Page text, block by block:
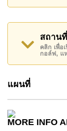
สถานที่สำคัญใ
ทางไปชายหา
พาราไดซ์, พัท
พยาบาลเมือง
อสังหาริมทรัพ
บาทต่อเดือน
มัดจำ 2 เดือน
สถาน
คลิก เพื่อ
กอล์ฟ, แ
แผนที่
MORE INFO